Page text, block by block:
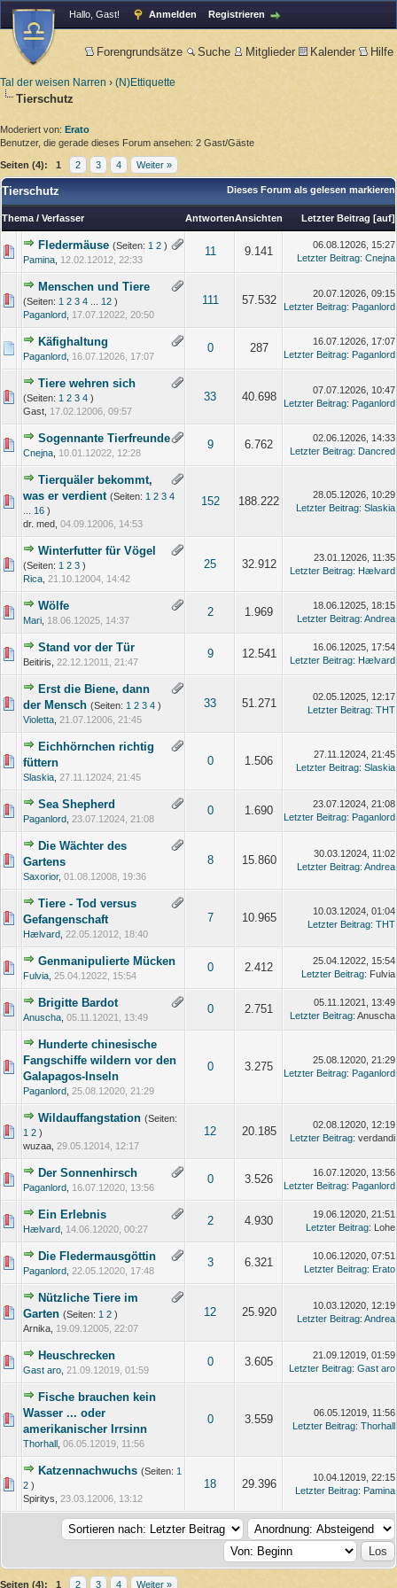
Hallo, Gast! Anmelden Registrieren
Forengrundsätze Suche Mitglieder Kalender Hilfe
Tal der weisen Narren › (N)Ettiquette
Tierschutz
Moderiert von: Erato
Benutzer, die gerade dieses Forum ansehen: 2 Gast/Gäste
Seiten (4): 1 2 3 4 Weiter »
Dieses Forum als gelesen markieren
Tierschutz
Thema / Verfasser AntwortenAnsichten Letzter Beitrag [auf]
Fledermäuse (Seiten: 1 2 )
Pamina 12.02.12012, 22:33
11 9.141
06.08.12026, 15:27
Letzter Beitrag: Cnejna
Menschen und Tiere
(Seiten: 1 2 3 4 12 )
Paganlord 17.07.12022, 20:50
111 57.532
20.07.12026, 09:15
Letzter Beitrag: Paganlord
Käfighaltung
Paganlord 16.07.12026, 17:07
0 287
16.07.12026, 17:07
Letzter Beitrag: Paganlord
Tiere wehren sich
(Seiten: 1 2 3 4 )
Gast, 17.02.12006, 09:57
33 40.698
07.07.12026, 10:47
Letzter Beitrag: Paganlord
Sogennante Tierfreunde
Cnejna 10.01.12022, 12:28
9 6.762
02.06.12026, 14:33
Letzter Beitrag: Dancred
Tierquäler bekommt,
was er verdient (Seiten: 1 2 3 4
16 )
dr. med, 04.09.12006, 14:53
152 188.222
28.05.12026, 10:29
Letzter Beitrag: Slaskia
Winterfutter für Vögel
(Seiten: 1 2 3 )
Rica 21.10.12004, 14:42
25 32.912
23.01.12026, 11:35
Letzter Beitrag: Hælvard
Wölfe
Mari 18.06.12025, 14:37
2 1.969
18.06.12025, 18:15
Letzter Beitrag: Andrea
Stand vor der Tür
Beitiris, 22.12.12011, 21:47
9 12.541
16.06.12025, 17:54
Letzter Beitrag: Hælvard
Erst die Biene, dann
der Mensch (Seiten: 1 2 3 4 )
Violetta 21.07.12006, 21:45
33 51.271
02.05.12025, 12:17
Letzter Beitrag: THT
Eichhörnchen richtig
füttern
Slaskia 27.11.12024, 21:45
0 1.506
27.11.12024, 21:45
Letzter Beitrag: Slaskia
Sea Shepherd
Paganlord 23.07.12024, 21:08
0 1.690
23.07.12024, 21:08
Letzter Beitrag: Paganlord
Die Wächter des
Gartens
Saxorior, 01.08.12008, 19:36
8 15.860
30.03.12024, 11:02
Letzter Beitrag: Andrea
Tiere - Tod versus
Gefangenschaft
Hælvard 22.05.12012, 18:40
7 10.965
10.03.12024, 01:04
Letzter Beitrag: THT
Genmanipulierte Mücken
Fulvia 25.04.12022, 15:54
0 2.412
25.04.12022, 15:54
Letzter Beitrag: Fulvia
Brigitte Bardot
Anuscha 05.11.12021, 13:49
0 2.751
05.11.12021, 13:49
Letzter Beitrag: Anuscha
Hunderte chinesische
Fangschiffe wildern vor den
Galapagos-Inseln
Paganlord 25.08.12020, 21:29
0 3.275
25.08.12020, 21:29
Letzter Beitrag: Paganlord
Wildauffangstation (Seiten:
1 2 )
wuzaa, 29.05.12014, 12:17
12 20.185
02.08.12020, 12:19
Letzter Beitrag: verdandi
Der Sonnenhirsch
Paganlord 16.07.12020, 13:56
0 3.526
16.07.12020, 13:56
Letzter Beitrag: Paganlord
Ein Erlebnis
Hælvard 14.06.12020, 00:27
2 4.930
19.06.12020, 21:51
Letzter Beitrag: Lohe
Die Fledermausgöttin
Paganlord 22.05.12020, 17:48
3 6.321
10.06.12020, 07:51
Letzter Beitrag: Erato
Nützliche Tiere im
Garten (Seiten: 1 2 )
Arnika, 19.09.12005, 22:07
12 25.920
10.03.12020, 12:19
Letzter Beitrag: Andrea
Heuschrecken
Gast aro 21.09.12019, 01:59
0 3.605
21.09.12019, 01:59
Letzter Beitrag: Gast aro
Fische brauchen kein
Wasser ... oder
amerikanischer Irrsinn
Thorhall 06.05.12019, 11:56
0 3.559
06.05.12019, 11:56
Letzter Beitrag: Thorhall
Katzennachwuchs (Seiten: 1
2 )
Spiritys, 23.03.12006, 13:12
18 29.396
10.04.12019, 22:15
Letzter Beitrag: Pamina
Seiten (4): 1 2 3 4 Weiter »